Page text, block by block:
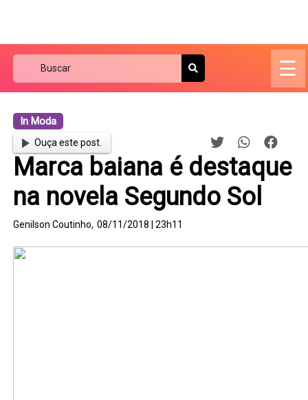
☰
In Moda
Ouça este post.
Marca baiana é destaque
na novela Segundo Sol
Genilson Coutinho, 08/11/2018 | 23h11